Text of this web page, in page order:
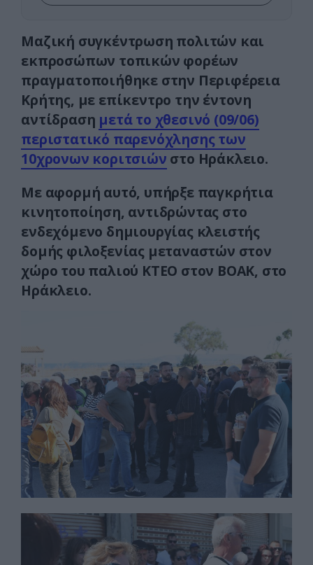
Μαζική συγκέντρωση πολιτών και
εκπροσώπων τοπικών φορέων
πραγματοποιήθηκε στην Περιφέρεια
Κρήτης, με επίκεντρο την έντονη
αντίδραση μετά το χθεσινό (09/06)
περιστατικό παρενόχλησης των
10χρονων κοριτσιών στο Ηράκλειο.
Με αφορμή αυτό, υπήρξε παγκρήτια
κινητοποίηση, αντιδρώντας στο
ενδεχόμενο δημιουργίας κλειστής
δομής φιλοξενίας μεταναστών στον
χώρο του παλιού ΚΤΕΟ στον ΒΟΑΚ, στο
Ηράκλειο.